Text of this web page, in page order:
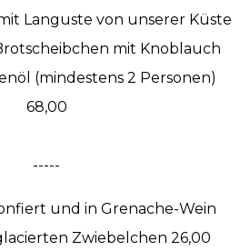
Languste von unserer Küste
mit Knoblauch
(mindestens 2 Personen)
68,00
-----
und in Grenache-Wein
Zwiebelchen 26,00